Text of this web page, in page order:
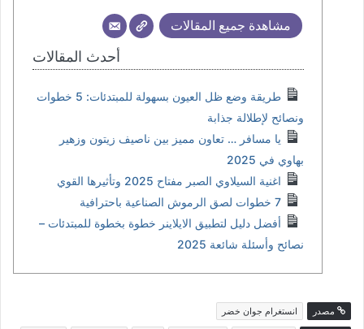
مشاهدة جميع المقالات
أحدث المقالات
طريقة وضع ظل العيون بسهولة للمبتدئات: 5 خطوات
ونصائح لإطلالة جذابة
يا مسافر … تعاون مميز بين ناصيف زيتون وزهير
بهاوي في 2025
اغنية السيلاوي الصبر مفتاح 2025 وتأثيرها القوي
7 خطوات لصق الرموش الصناعية باحترافية
أفضل دليل لتطبيق الايلاينر خطوة بخطوة للمبتدئات –
نصائح وأسئلة شائعة 2025
مصدر انستغرام جوان خضر